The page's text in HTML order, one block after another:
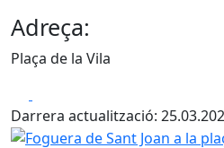
Adreça:
Plaça de la Vila
Darrera actualització:
Foguera de Sant Joan a la